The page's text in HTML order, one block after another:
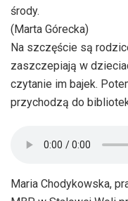
środy.
(Marta Górecka)
Na szczęście są
zaszczepiają w
czytanie im bajek.
przychodzą do
Maria Chodykowska,